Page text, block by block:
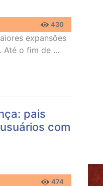
430
expansões
Até o fim de ...
pais
com
474